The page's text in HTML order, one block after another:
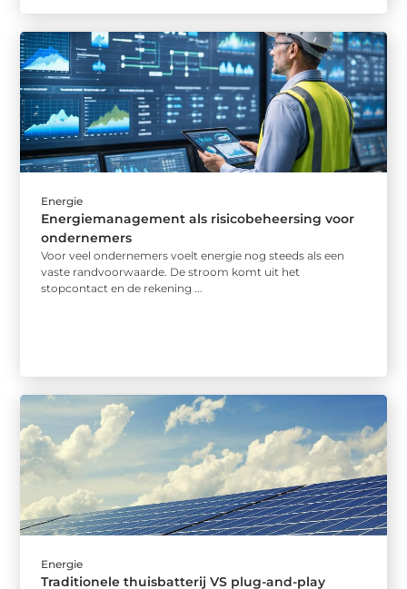
Energie
Energiemanagement als risicobeheersing voor
ondernemers
Voor veel ondernemers voelt energie nog steeds als een
vaste randvoorwaarde. De stroom komt uit het
stopcontact en de rekening ...
Energie
Traditionele thuisbatterij VS plug-and-play